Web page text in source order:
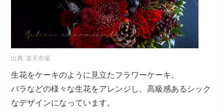
出典:楽天市場
生花をケーキのように見立たフラワーケーキ。
バラなどの様々な生花をアレンジし、高級感あるシック
なデザインになっています。